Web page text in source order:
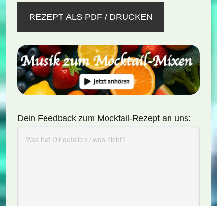
REZEPT ALS PDF / DRUCKEN
Dein Feedback zum Mocktail-Rezept an uns: